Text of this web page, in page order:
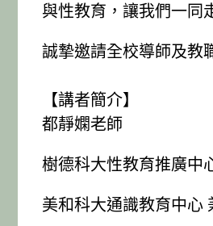
與性教育，讓我們一同
誠摯邀請全校導師及教
【講者簡介】
都靜嫻老師
樹德科大性教育推廣中
美和科大通識教育中心